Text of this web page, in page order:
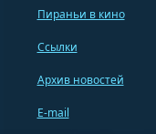
Пираньи в кино
Ссылки
Архив новостей
E-mail